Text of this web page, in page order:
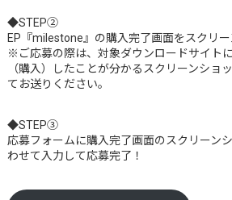
◆STEP②
EP『milestone』の購入完了画面をスクリー
※ご応募の際は、対象ダウンロードサイト
（購入）したことが分かるスクリーンショ
てお送りください。
◆STEP③
応募フォームに購入完了画面のスクリーン
わせて入力して応募完了！